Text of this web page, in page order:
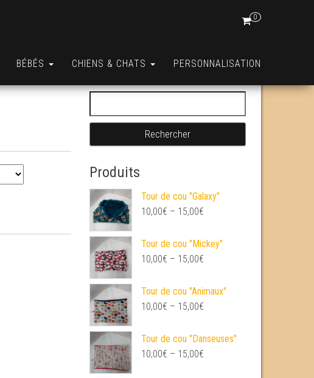
0
BÉBÉS CHIENS & CHATS PERSONNALISATION
Produits
Tour de cou "Galaxy"
10,00€ – 15,00€
Tour de cou "Mickey"
10,00€ – 15,00€
Tour de cou "Animaux"
10,00€ – 15,00€
Tour de cou "Danseuses"
10,00€ – 15,00€